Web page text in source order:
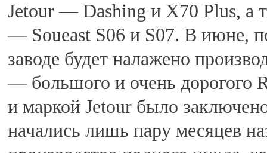
Jetour — Dashing и X70 Plus, а
— Soueast S06 и S07. В июне,
заводе будет налажено
— большого и очень дорогого
и маркой Jetour было
начались лишь пару месяцев